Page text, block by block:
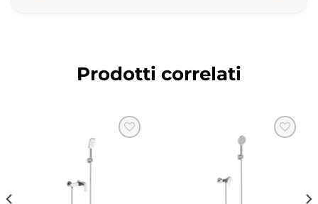
Le linee rettangolari e la finitura Nero Matt
conferiscono alla zona doccia uno stile
moderni e di design.
Set doccia completo con miscelatore
incasso
Prodotti correlati